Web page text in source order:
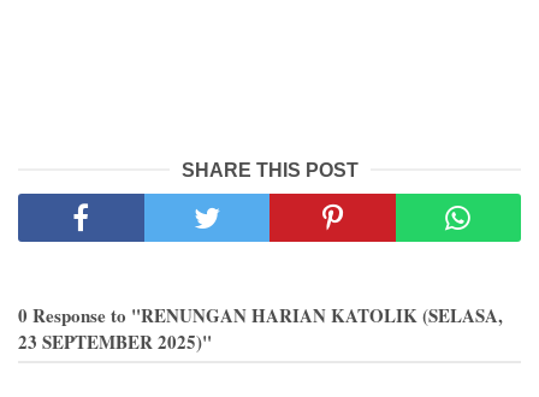
SHARE THIS POST
0 Response to "RENUNGAN HARIAN KATOLIK (SELASA,
23 SEPTEMBER 2025)"